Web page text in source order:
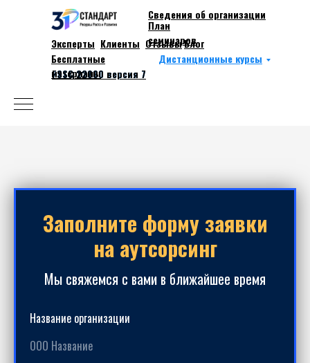
Сведения об организации
Бесплатные
материалы
Эксперты Клиенты ОтзывыБлог
Дистанционные курсы
FSSC 22000 версия 7
FSSC 22000 версия 7
План
семинаров
Заполните форму заявки
на аутсорсинг
Мы свяжемся с вами в ближайшее время
Название организации